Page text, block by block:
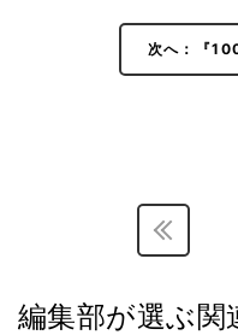
次へ：『
編集部が選ぶ関